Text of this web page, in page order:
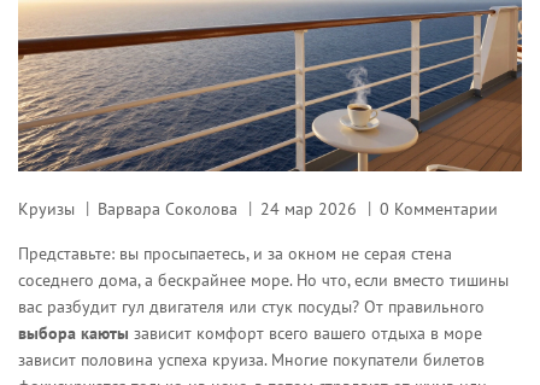
Круизы Варвара Соколова 24 мар 2026 0 Комментарии
Представьте: вы просыпаетесь, и за окном не серая стена
соседнего дома, а бескрайнее море. Но что, если вместо тишины
вас разбудит гул двигателя или стук посуды? От правильного
выбора каюты зависит комфорт всего вашего отдыха в море
зависит половина успеха круиза. Многие покупатели билетов